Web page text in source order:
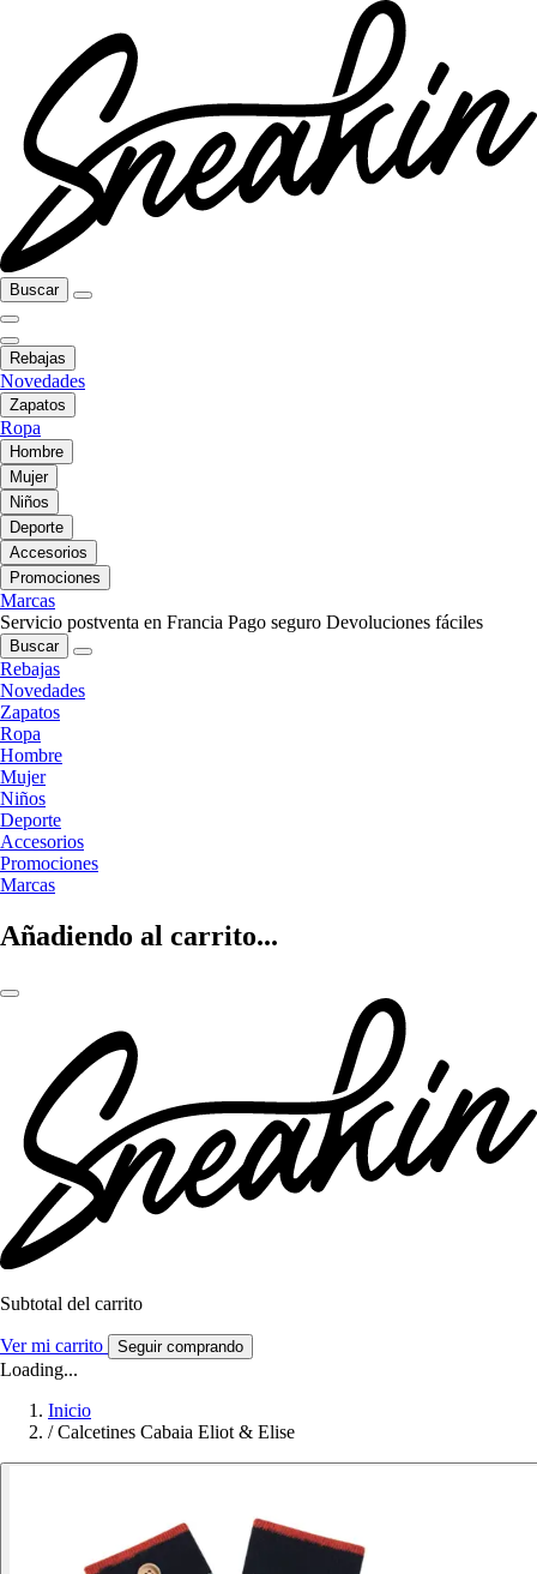
Buscar
Rebajas
Novedades
Zapatos
Ropa
Hombre
Mujer
Niños
Deporte
Accesorios
Promociones
Marcas
Servicio postventa en Francia Pago seguro Devoluciones fáciles
Buscar
Rebajas
Novedades
Zapatos
Ropa
Hombre
Mujer
Niños
Deporte
Accesorios
Promociones
Marcas
Añadiendo al carrito...
Subtotal del carrito
Ver mi carrito Seguir comprando
Loading...
Inicio
/ Calcetines Cabaia Eliot & Elise